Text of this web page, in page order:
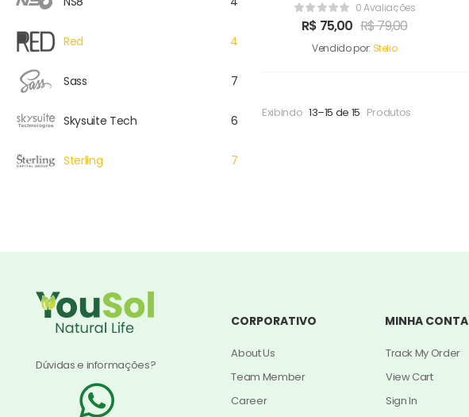
Red 4
Sass 7
Skysuite Tech 6
Sterling 7
0 Avaliações
R$ 75,00 R$79,00
Vendido por: Stelio
Exibindo 13–15 de 15 Produtos
Dúvidas e informações?
CORPORATIVO
About Us
Team Member
Career
MINHA CONTA
Track My Order
View Cart
Sign In